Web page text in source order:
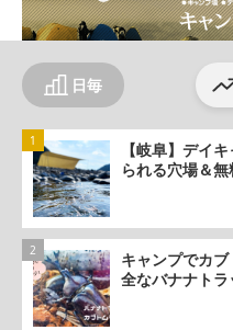
日毎
【岐阜】デイ
られる穴場＆
キャンプでカ
全なバナナト